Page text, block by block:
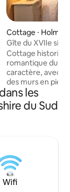
sur la
Cottage ⋅
Gîte du XVIIe
soirées d'été
Cottage
romantique du
caractère, avec
des murs en
conte de fées,
crépitant (bonne
Paisible et caché,
confortables,
les amis ou les
bien équipée,
confortables, 2
les
du Sud
Wifi